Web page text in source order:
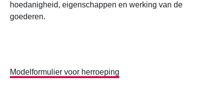
hoedanigheid, eigenschappen en werking van de
goederen.
Modelformulier voor herroeping